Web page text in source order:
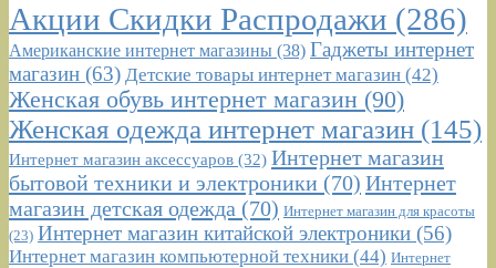
Акции Скидки Распродажи (286)
Американские интернет магазины (38) Гаджеты интернет
магазин (63) Детские товары интернет магазин (42)
Женская обувь интернет магазин (90)
Женская одежда интернет магазин (145)
Интернет магазин аксессуаров (32) Интернет магазин
бытовой техники и электроники (70) Интернет
магазин детская одежда (70) Интернет магазин для красоты
(23) Интернет магазин китайской электроники (56)
Интернет магазин компьютерной техники (44) Интернет